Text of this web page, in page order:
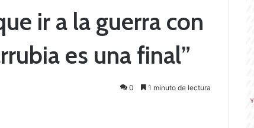
ir a la guerra con
es una final”
0 1 minuto de lectura